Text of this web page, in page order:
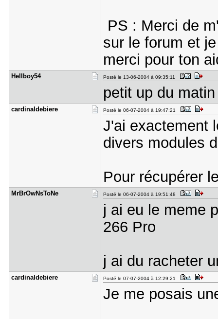
PS : Merci de
sur le forum et
merci pour ton
Hellboy54 Posté le 13-06-2004 à 09:35:11
petit up du matin
cardinalde​biere Posté le 06-07-2004 à 19:47:21
J'ai exactement
divers modules
Pour récupérer
MrBrOwNsTo​Ne Posté le 06-07-2004 à 19:51:48
j ai eu le meme
266 Pro
j ai du racheter
cardinalde​biere Posté le 07-07-2004 à 12:29:21
Je me posais